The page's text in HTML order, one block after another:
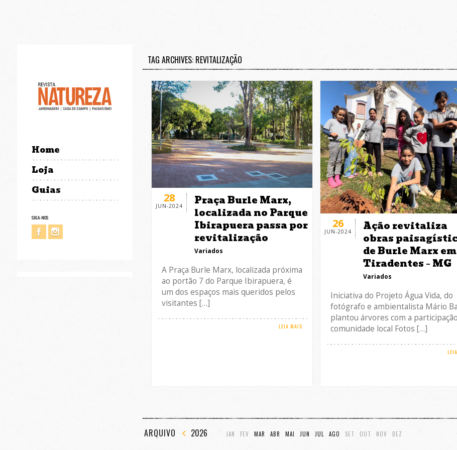
Home
Loja
Guias
SIGA-NOS
TAG ARCHIVES: REVITALIZAÇÃO
28
JUN-2024
Praça Burle Marx,
localizada no Parque
Ibirapuera passa por
revitalização
Variados
A Praça Burle Marx, localizada próxima
ao portão 7 do Parque Ibirapuera, é
um dos espaços mais queridos pelos
visitantes […]
LEIA MAIS
26
JUN-2024
Ação revitaliza
obras
de Burle Marx em
Tiradentes – MG
Variados
Iniciativa do Projeto Água Vida, do
fotógrafo e ambientalista Mário
plantou árvores com a
comunidade local Fotos […]
ARQUIVO 2026 JAN FEV MAR ABR MAI JUN JUL AGO SET OUT NOV DEZ